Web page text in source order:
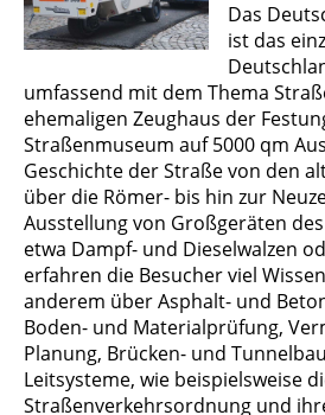
Das
ist das
umfassend mit dem Thema
ehemaligen Zeughaus der
Straßenmuseum auf 5000 qm
Geschichte der Straße von den
über die Römer- bis hin zur
Ausstellung von Großgeräten
etwa Dampf- und Dieselwalzen
erfahren die Besucher viel
anderem über Asphalt- und
Boden- und Materialprüfung,
Planung, Brücken- und
Leitsysteme, wie beispielsweise
Straßenverkehrsordnung und